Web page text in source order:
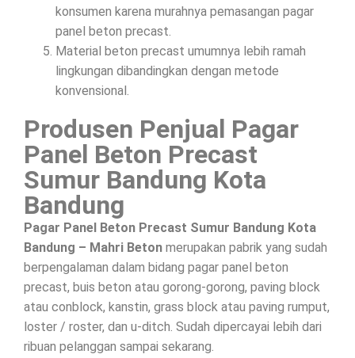
konsumen karena murahnya pemasangan pagar
panel beton precast.
Material beton precast umumnya lebih ramah
lingkungan dibandingkan dengan metode
konvensional.
Produsen Penjual Pagar
Panel Beton Precast
Sumur Bandung Kota
Bandung
Pagar Panel Beton Precast Sumur Bandung Kota
Bandung – Mahri Beton merupakan pabrik yang sudah
berpengalaman dalam bidang pagar panel beton
precast, buis beton atau gorong-gorong, paving block
atau conblock, kanstin, grass block atau paving rumput,
loster / roster, dan u-ditch. Sudah dipercayai lebih dari
ribuan pelanggan sampai sekarang.